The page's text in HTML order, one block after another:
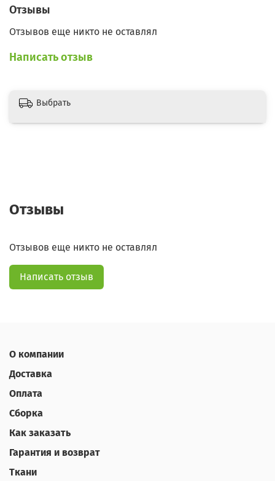
Отзывы
Отзывов еще никто не оставлял
Написать отзыв
Выбрать
Отзывы
Отзывов еще никто не оставлял
Написать отзыв
О компании
Доставка
Оплата
Сборка
Как заказать
Гарантия и возврат
Ткани